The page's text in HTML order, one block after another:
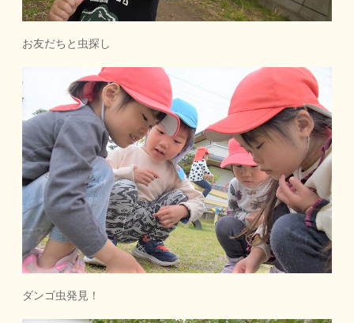
お友だちと虫探し
ダンゴ虫発見！